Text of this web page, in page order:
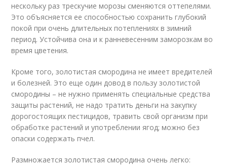
нескольку раз трескучие морозы сменяются оттепелями.
Это объясняется ее способностью сохранить глубокий
покой при очень длительных потеплениях в зимний
период. Устойчива она и к ранневесенним заморозкам во
время цветения.
Кроме того, золотистая смородина не имеет вредителей
и болезней. Это еще один довод в пользу золотистой
смородины – не нужно применять специальные средства
защиты растений, не надо тратить деньги на закупку
дорогостоящих пестицидов, травить свой организм при
обработке растений и употреблении ягод; можно без
опаски содержать пчел.
Размножается золотистая смородина очень легко: